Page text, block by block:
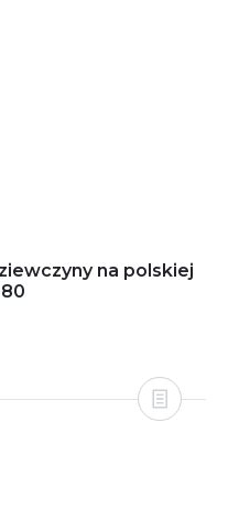
na polskiej